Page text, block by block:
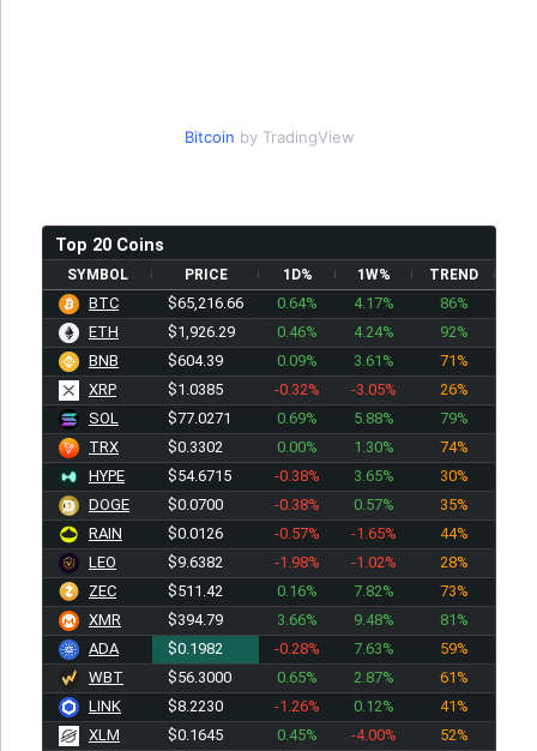
Bitcoin by TradingView
Top 20 Coins
SYMBOL PRICE 1D% 1W% TREND
BTC $65,218.88 0.64% 4.17%
86%
ETH
$1,926.29 0.46% 4.24%
92%
BNB
$604.39 0.09% 3.61%
71%
XRP
$1.0385 -0.32% -3.05%
26%
SOL
$77.0271 0.69% 5.88%
79%
TRX
$0.3302 0.00% 1.30%
74%
HYPE
$54.6715 -0.38% 3.65%
30%
DOGE
$0.0700 -0.38% 0.57%
35%
RAIN
$0.0126 -0.57% -1.65%
44%
LEO
$9.6382 -1.98% -1.02%
28%
ZEC
$511.42 0.16% 7.82%
73%
XMR
$394.79 3.66% 9.48%
81%
ADA
$0.1982 -0.28% 7.63%
59%
WBT
$56.3000 0.65% 2.87%
61%
LINK
$8.2230 -1.26% 0.12%
41%
XLM
$0.1645 0.45% -4.00%
52%